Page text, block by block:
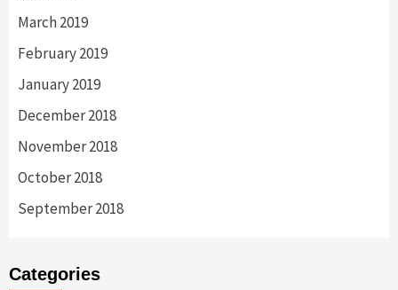
March 2019
February 2019
January 2019
December 2018
November 2018
October 2018
September 2018
Categories